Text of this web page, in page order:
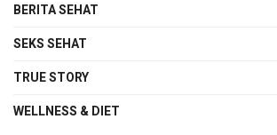
BERITA SEHAT
SEKS SEHAT
TRUE STORY
WELLNESS & DIET